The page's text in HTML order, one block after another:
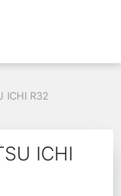
ICHI R32
ICHI